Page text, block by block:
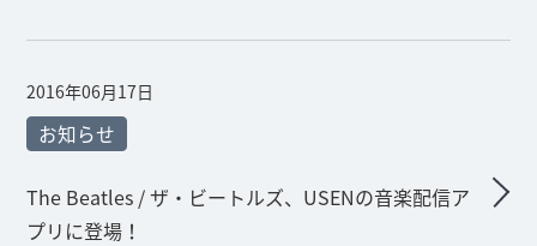
2016年06月17日
お知らせ
The Beatles / ザ・ビートルズ、USENの音楽配信ア
プリに登場！